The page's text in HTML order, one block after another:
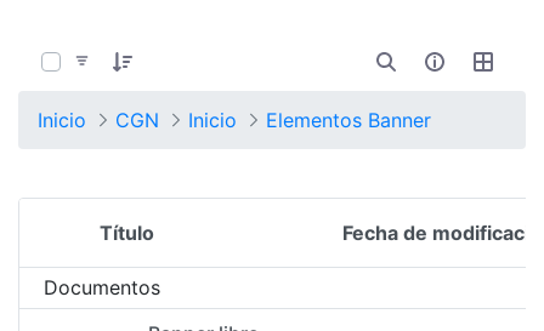
Inicio CGN Inicio Elementos Banner
Selección del elemento
Título Fecha de
Documentos